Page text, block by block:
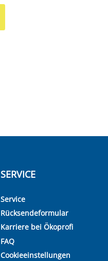
SERVICE
Service
Rücksendeformular
Karriere bei Ökoprofi
FAQ
Cookieeinstellungen